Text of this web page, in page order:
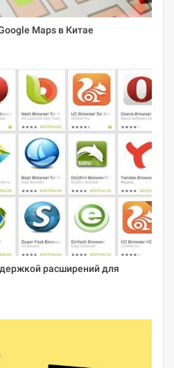
Maps в Китае
расширений для